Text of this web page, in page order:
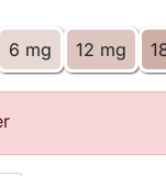
6 mg 12 mg